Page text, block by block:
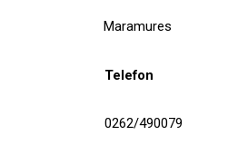
Maramures
Telefon
0262/490079